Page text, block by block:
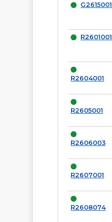
G2615001
R2601001
R2604001
R2605001
R2606003
R2607001
R2608074